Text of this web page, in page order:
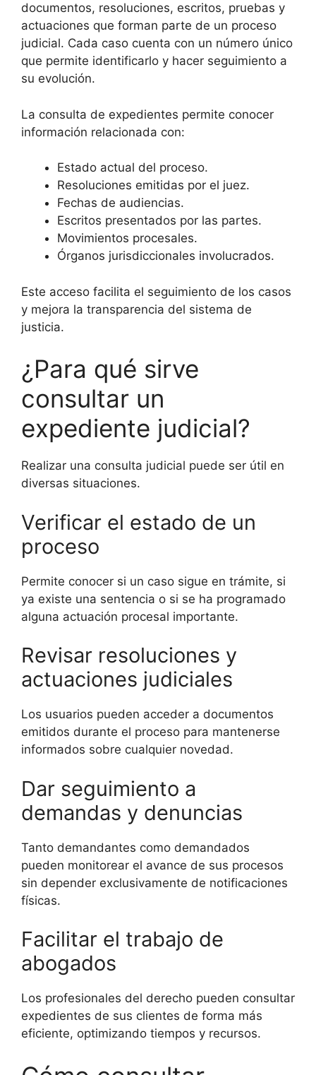
documentos, resoluciones, escritos, pruebas y
actuaciones que forman parte de un proceso
judicial. Cada caso cuenta con un número único
que permite identificarlo y hacer seguimiento a
su evolución.
La consulta de expedientes permite conocer
información relacionada con:
Estado actual del proceso.
Resoluciones emitidas por el juez.
Fechas de audiencias.
Escritos presentados por las partes.
Movimientos procesales.
Órganos jurisdiccionales involucrados.
Este acceso facilita el seguimiento de los casos
y mejora la transparencia del sistema de
justicia.
¿Para qué sirve
consultar un
expediente judicial?
Realizar una consulta judicial puede ser útil en
diversas situaciones.
Verificar el estado de un
proceso
Permite conocer si un caso sigue en trámite, si
ya existe una sentencia o si se ha programado
alguna actuación procesal importante.
Revisar resoluciones y
actuaciones judiciales
Los usuarios pueden acceder a documentos
emitidos durante el proceso para mantenerse
informados sobre cualquier novedad.
Dar seguimiento a
demandas y denuncias
Tanto demandantes como demandados
pueden monitorear el avance de sus procesos
sin depender exclusivamente de notificaciones
físicas.
Facilitar el trabajo de
abogados
Los profesionales del derecho pueden consultar
expedientes de sus clientes de forma más
eficiente, optimizando tiempos y recursos.